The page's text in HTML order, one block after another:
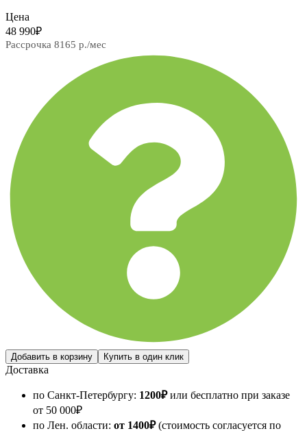
Цена
48 990₽
Рассрочка 8165 р./мес
Доставка
по Санкт-Петербургу: 1200₽или бесплатно при заказе
от 50 000₽
по Лен. области: от 1400₽(стоимость согласуется по